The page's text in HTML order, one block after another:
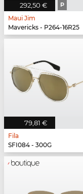
292,50 € P
Maui Jim
Mavericks - P264-16R25
79,81 €
Fila
SFI084 - 300G